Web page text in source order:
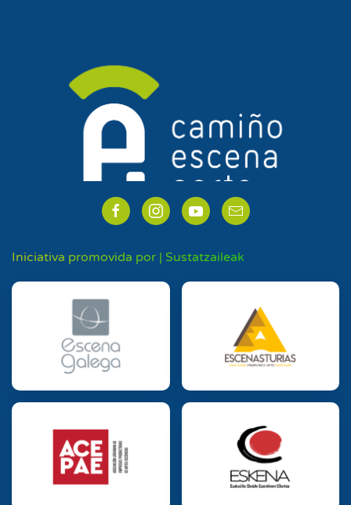
Iniciativa promovida por | Sustatzaileak